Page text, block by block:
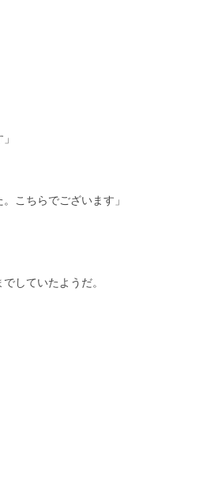
こちらでございます」
していたようだ。